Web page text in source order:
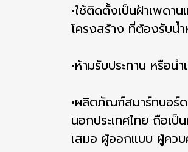
•ใช้ติดตั้งเป็นฝ้าเพดา
โครงสร้าง ที่ต้องรับน้
•ห้ามรับประทาน หรือ
•ผลิตภัณฑ์สมาร์ทบอร์ด
นอกประเทศไทย ถือเ
เสมอ ผู้ออกแบบ ผู้คว